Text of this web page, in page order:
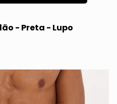
- Preta - Lupo